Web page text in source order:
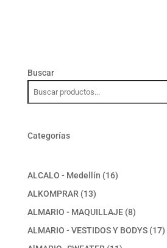
Buscar
Categorías
ALCALO - Medellín 1616
ALKOMPRAR 1313
productos
ALMARIO - MAQUILLAJE 88
productos
ALMARIO - VESTIDOS Y BODYS 1717